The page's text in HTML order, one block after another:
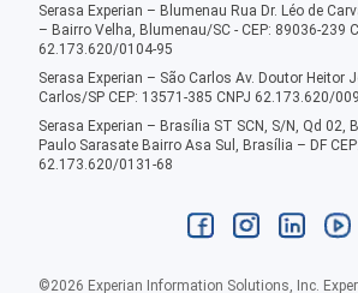
Serasa Experian – Blumenau Rua Dr. Léo de
– Bairro Velha, Blumenau/SC - CEP: 89036-239
62.173.620/0104-95
Serasa Experian – São Carlos Av. Doutor Heitor
Carlos/SP CEP: 13571-385 CNPJ 62.173.620/
Serasa Experian – Brasília ST SCN, S/N, Qd 02,
Paulo Sarasate Bairro Asa Sul, Brasília – DF
62.173.620/0131-68
©2026 Experian Information Solutions, Inc.